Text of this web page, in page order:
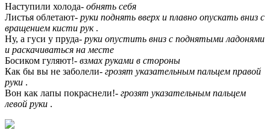
Наступили холода- обнять себя
Листья облетают- руки поднять вверх и плавно опускать вниз с
вращением кисти рук .
Ну, а гуси у пруда- руки опустить вниз с поднятыми ладонями
и раскачиваться на месте
Босиком гуляют!- взмах руками в стороны
Как бы вы не заболели- грозят указательным пальцем правой
руки .
Вон как лапы покраснели!- грозят указательным пальцем
левой руки .